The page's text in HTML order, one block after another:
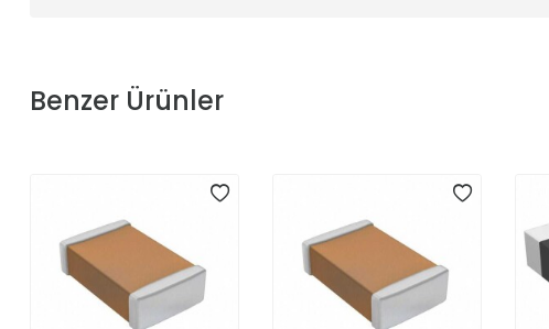
Benzer Ürünler